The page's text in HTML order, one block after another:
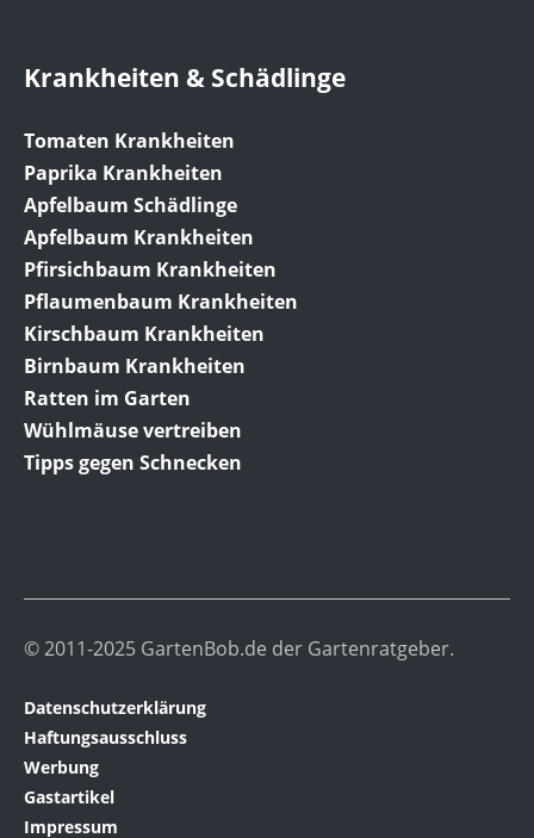
Krankheiten & Schädlinge
Tomaten Krankheiten
Paprika Krankheiten
Apfelbaum Schädlinge
Apfelbaum Krankheiten
Pfirsichbaum Krankheiten
Pflaumenbaum Krankheiten
Kirschbaum Krankheiten
Birnbaum Krankheiten
Ratten im Garten
Wühlmäuse vertreiben
Tipps gegen Schnecken
© 2011-2025 GartenBob.de der Gartenratgeber.
Datenschutzerklärung
Haftungsausschluss
Werbung
Gastartikel
Impressum